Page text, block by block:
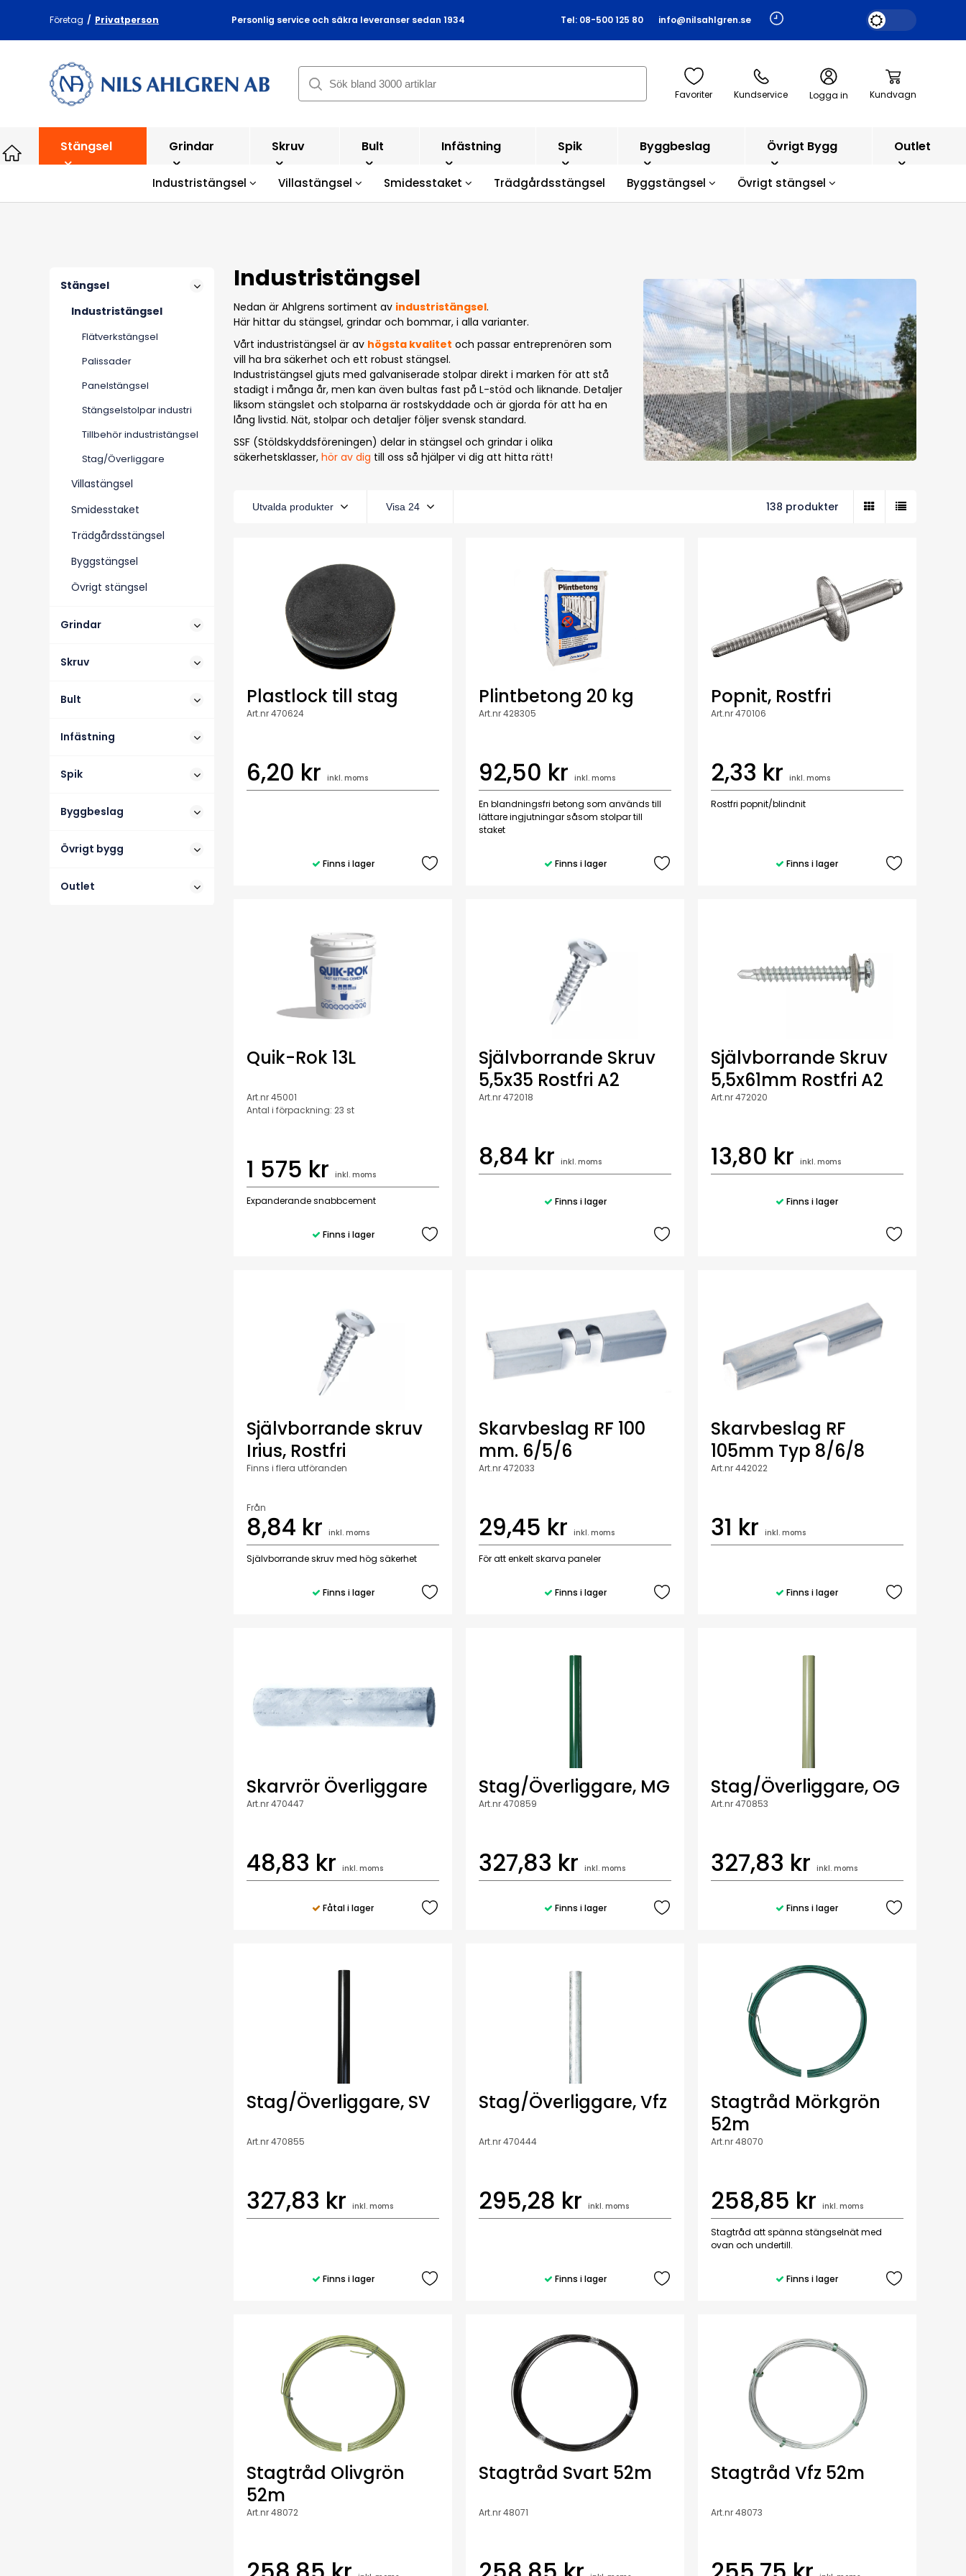
Företag / Privatperson Personlig service och säkra leveranser sedan 1934 Tel: 08-500 125 80 info@nilsahlgren.se
Favoriter Kundservice Logga in Kundvagn
Stängsel
Industristängsel Villastängsel Smidesstaket Trädgårdsstängsel Byggstängsel Övrigt stängsel
Grindar Skruv Bult Infästning Spik Byggbeslag Övrigt Bygg Outlet
Stängsel
Industristängsel
Flätverkstängsel
Palissader
Panelstängsel
Stängselstolpar industri
Tillbehör industristängsel
Stag/Överliggare
Villastängsel
Smidesstaket
Trädgårdsstängsel
Byggstängsel
Övrigt stängsel
Grindar
Skruv
Bult
Infästning
Spik
Byggbeslag
Övrigt bygg
Outlet
Industristängsel
Nedan är Ahlgrens sortiment av industristängsel.
Här hittar du stängsel, grindar och bommar, i alla varianter.
Vårt industristängsel är av högsta kvalitet och passar entreprenören som
vill ha bra säkerhet och ett robust stängsel.
Industristängsel gjuts med galvaniserade stolpar direkt i marken för att stå
stadigt i många år, men kan även bultas fast på L-stöd och liknande. Detaljer
liksom stängslet och stolparna är rostskyddade och är gjorda för att ha en
lång livstid. Nät, stolpar och detaljer följer svensk standard.
SSF (Stöldskyddsföreningen) delar in stängsel och grindar i olika
säkerhetsklasser,hör av dig till oss så hjälper vi dig att hitta rätt!
138 produkter
Plastlock till stag
Art.nr 470624
6,20 kr inkl. moms
Finns i lager
Plintbetong 20 kg
Art.nr 428305
92,50 kr inkl. moms
En blandningsfri betong som används till
lättare ingjutningar såsom stolpar till
staket
Finns i lager
Popnit, Rostfri
Art.nr 470106
2,33 kr inkl. moms
Rostfri popnit/blindnit
Finns i lager
Quik-Rok 13L
Art.nr 45001
Antal i förpackning: 23 st
1 575 kr inkl. moms
Expanderande snabbcement
Finns i lager
Självborrande Skruv
5,5x35 Rostfri A2
Art.nr 472018
8,84 kr inkl. moms
Finns i lager
Självborrande Skruv
5,5x61mm Rostfri A2
Art.nr 472020
13,80 kr inkl. moms
Finns i lager
Självborrande skruv
Irius, Rostfri
Finns i flera utföranden
Från
8,84 kr inkl. moms
Självborrande skruv med hög säkerhet
Finns i lager
Skarvbeslag RF 100
mm. 6/5/6
Art.nr 472033
29,45 kr inkl. moms
För att enkelt skarva paneler
Finns i lager
Skarvbeslag RF
105mm Typ 8/6/8
Art.nr 442022
31 kr inkl. moms
Finns i lager
Skarvrör Överliggare
Art.nr 470447
48,83 kr inkl. moms
Fåtal i lager
Stag/Överliggare, MG
Art.nr 470859
327,83 kr inkl. moms
Finns i lager
Stag/Överliggare, OG
Art.nr 470853
327,83 kr inkl. moms
Finns i lager
Stag/Överliggare, SV
Art.nr 470855
327,83 kr inkl. moms
Finns i lager
Stag/Överliggare, Vfz
Art.nr 470444
295,28 kr inkl. moms
Finns i lager
Stagtråd Mörkgrön
52m
Art.nr 48070
258,85 kr inkl. moms
Stagtråd att spänna stängselnät med
ovan och undertill.
Finns i lager
Stagtråd Olivgrön
52m
Art.nr 48072
Stagtråd Svart 52m
Art.nr 48071
Stagtråd Vfz 52m
Art.nr 48073